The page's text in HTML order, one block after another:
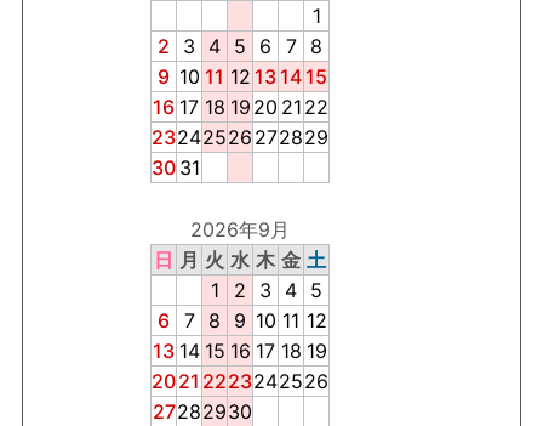
1
2
3 4 5 6 7
8
9 10 11 12 13 14 15
16 17 18 19 20 21 22
23242526 272829
30 31
2026年9月
日 月 火 水 木 金 土
1
2 3 4 5
6 7 8 9 10 11 12
13 14 15 16 17 18 19
2021 2223242526
27282930